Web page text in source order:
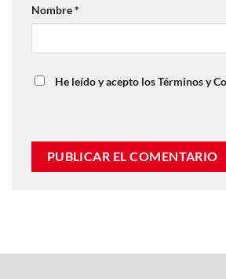
Nombre*
He leído y acepto los Términos y